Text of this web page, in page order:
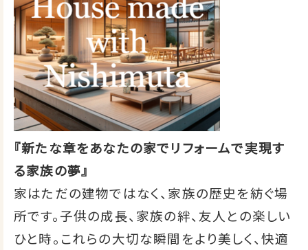
『新たな章をあなたの家でリフォームで実現す
る家族の夢』
家はただの建物ではなく、家族の歴史を紡ぐ場
所です。子供の成長、家族の絆、友人との楽しい
ひと時。これらの大切な瞬間をより美しく、快適